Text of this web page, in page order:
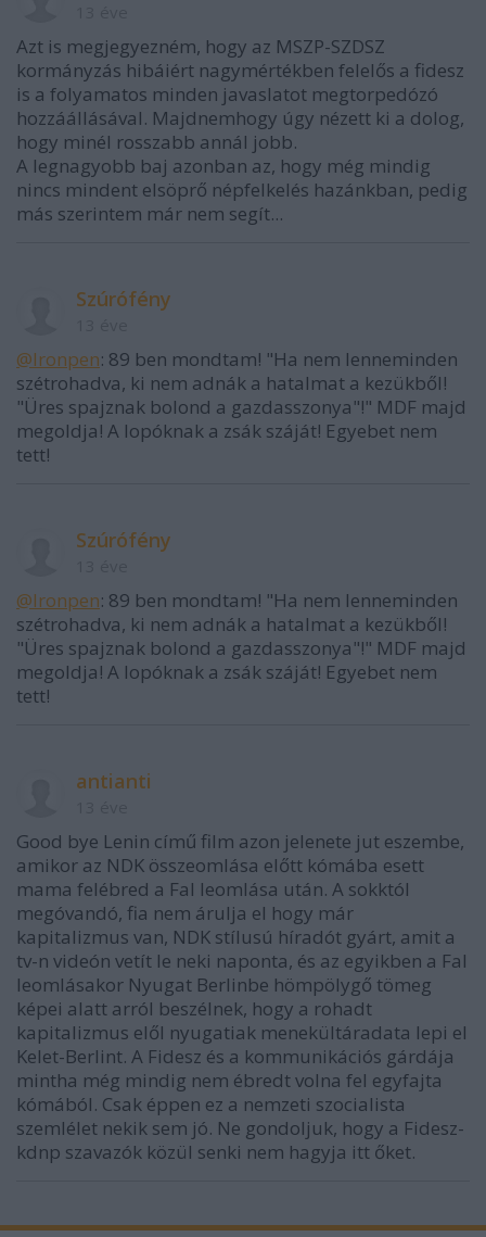
Azt is megjegyezném, hogy az MSZP-SZDSZ
kormányzás hibáiért nagymértékben felelős a fidesz
is a folyamatos minden javaslatot megtorpedózó
hozzáállásával. Majdnemhogy úgy nézett ki a dolog,
hogy minél rosszabb annál jobb.
A legnagyobb baj azonban az, hogy még mindig
nincs mindent elsöprő népfelkelés hazánkban, pedig
más szerintem már nem segít...
Szúrófény
@Ironpen: 89 ben mondtam! "Ha nem lenneminden
szétrohadva, ki nem adnák a hatalmat a kezükből!
"Üres spajznak bolond a gazdasszonya"!" MDF majd
megoldja! A lopóknak a zsák száját! Egyebet nem
tett!
Szúrófény
@Ironpen: 89 ben mondtam! "Ha nem lenneminden
szétrohadva, ki nem adnák a hatalmat a kezükből!
"Üres spajznak bolond a gazdasszonya"!" MDF majd
megoldja! A lopóknak a zsák száját! Egyebet nem
tett!
antianti
Good bye Lenin című film azon jelenete jut eszembe,
amikor az NDK összeomlása előtt kómába esett
mama felébred a Fal leomlása után. A sokktól
megóvandó, fia nem árulja el hogy már
kapitalizmus van, NDK stílusú híradót gyárt, amit a
tv-n videón vetít le neki naponta, és az egyikben a Fal
leomlásakor Nyugat Berlinbe hömpölygő tömeg
képei alatt arról beszélnek, hogy a rohadt
kapitalizmus elől nyugatiak menekültáradata lepi el
Kelet-Berlint. A Fidesz és a kommunikációs gárdája
mintha még mindig nem ébredt volna fel egyfajta
kómából. Csak éppen ez a nemzeti szocialista
szemlélet nekik sem jó. Ne gondoljuk, hogy a Fidesz-
kdnp szavazók közül senki nem hagyja itt őket.